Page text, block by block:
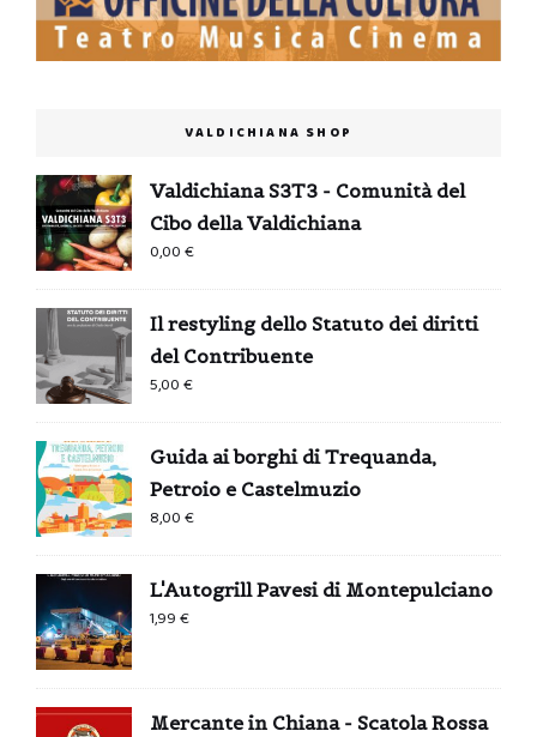
VALDICHIANA SHOP
Valdichiana S3T3 - Comunità del
Cibo della Valdichiana
0,00€
Il restyling dello Statuto dei diritti
del Contribuente
5,00€
Guida ai borghi di Trequanda,
Petroio e Castelmuzio
8,00€
L'Autogrill Pavesi di Montepulciano
1,99€
Mercante in Chiana - Scatola Rossa